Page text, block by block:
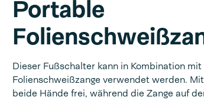
Portable
Dieser Fußschalter kann in Kombination
Folienschweißzange verwendet werden.
beide Hände frei, während die Zange auf